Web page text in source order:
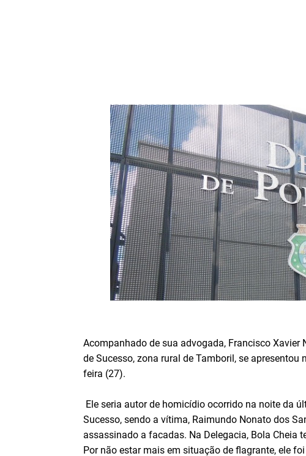
Acompanhado de sua advogada, Francisco Xavier
de Sucesso, zona rural de Tamboril, se
feira (27).
Ele seria autor de homicídio ocorrido na noite da
Sucesso, sendo a vítima, Raimundo Nonato dos
assassinado a facadas. Na Delegacia, Bola Cheia
Por não estar mais em situação de flagrante, ele